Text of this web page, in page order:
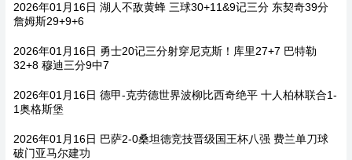
2026年01月16日 湖人不敌黄蜂 三球30+11&9记三分 东契奇39分
詹姆斯29+9+6
2026年01月16日 勇士20记三分射穿尼克斯！库里27+7 巴特勒
32+8 穆迪三分9中7
2026年01月16日 德甲-克劳德世界波柳比西奇绝平 十人柏林联合1-
1奥格斯堡
2026年01月16日 巴萨2-0桑坦德竞技晋级国王杯八强 费兰单刀球
破门亚马尔建功